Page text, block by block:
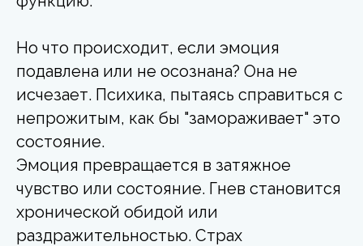
Но что происходит, если эмоция
подавлена или не осознана? Она не
исчезает. Психика, пытаясь справиться с
непрожитым, как бы "замораживает" это
состояние.
Эмоция превращается в затяжное
чувство или состояние. Гнев становится
хронической обидой или
раздражительностью. Страх